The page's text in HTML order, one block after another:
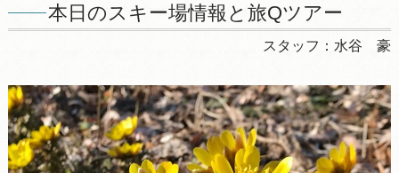
本日のスキー場情報と旅Qツアー
スタッフ： 水谷 豪